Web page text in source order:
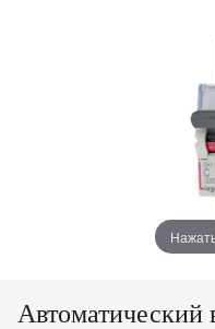
Автоматический